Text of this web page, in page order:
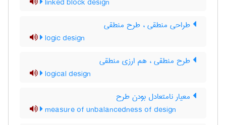
طراحی منطقی ، طرح منطقی
logic design
طرح منطقی ، هم ارزی منطقی
logical design
معیار نامتعادل بودن طرح
measure of unbalancedness of design